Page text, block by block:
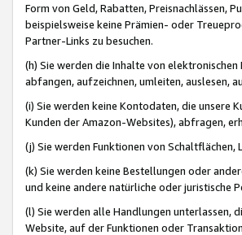
Form von Geld, Rabatten, Preisnachlässen,
beispielsweise keine Prämien- oder
Partner-Links zu besuchen.
(h) Sie werden die Inhalte von
abfangen, aufzeichnen, umleiten, auslesen,
(i) Sie werden keine Kontodaten, die unsere
Kunden der Amazon-Websites), abfragen,
(j) Sie werden Funktionen von
(k) Sie werden keine Bestellungen oder
und keine andere natürliche oder juristische
(l) Sie werden alle Handlungen unterlassen,
Website, auf der Funktionen oder